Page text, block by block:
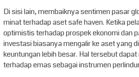
Di sisi lain, membaiknya sentimen pasar
minat terhadap aset safe haven. Ketika
optimistis terhadap prospek ekonomi dan
investasi biasanya mengalir ke aset yang
keuntungan lebih besar. Hal tersebut
terhadap emas sebagai instrumen